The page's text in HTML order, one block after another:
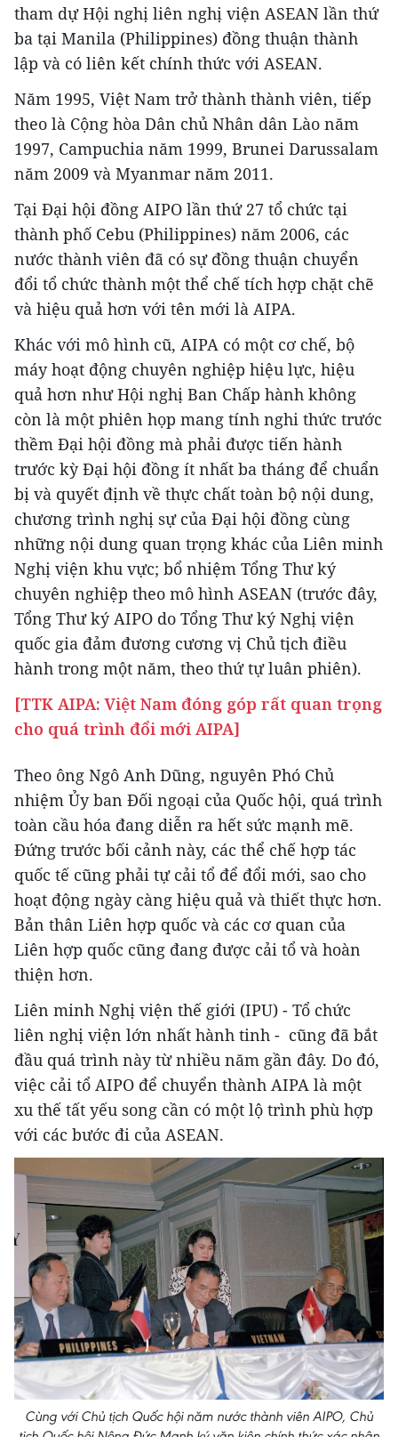
tham dự Hội nghị liên nghị viện ASEAN lần thứ
ba tại Manila (Philippines) đồng thuận thành
lập và có liên kết chính thức với ASEAN.
Năm 1995, Việt Nam trở thành thành viên, tiếp
theo là Cộng hòa Dân chủ Nhân dân Lào năm
1997, Campuchia năm 1999, Brunei Darussalam
năm 2009 và Myanmar năm 2011.
Tại Đại hội đồng AIPO lần thứ 27 tổ chức tại
thành phố Cebu (Philippines) năm 2006, các
nước thành viên đã có sự đồng thuận chuyển
đổi tổ chức thành một thể chế tích hợp chặt chẽ
và hiệu quả hơn với tên mới là AIPA.
Khác với mô hình cũ, AIPA có một cơ chế, bộ
máy hoạt động chuyên nghiệp hiệu lực, hiệu
quả hơn như Hội nghị Ban Chấp hành không
còn là một phiên họp mang tính nghi thức trước
thềm Ðại hội đồng mà phải được tiến hành
trước kỳ Ðại hội đồng ít nhất ba tháng để chuẩn
bị và quyết định về thực chất toàn bộ nội dung,
chương trình nghị sự của Ðại hội đồng cùng
những nội dung quan trọng khác của Liên minh
Nghị viện khu vực; bổ nhiệm Tổng Thư ký
chuyên nghiệp theo mô hình ASEAN (trước đây,
Tổng Thư ký AIPO do Tổng Thư ký Nghị viện
quốc gia đảm đương cương vị Chủ tịch điều
hành trong một năm, theo thứ tự luân phiên).
[TTK AIPA: Việt Nam đóng góp rất quan trọng
cho quá trình đổi mới AIPA]
Theo ông Ngô Anh Dũng, nguyên Phó Chủ
nhiệm Ủy ban Đối ngoại của Quốc hội, quá trình
toàn cầu hóa đang diễn ra hết sức mạnh mẽ.
Ðứng trước bối cảnh này, các thể chế hợp tác
quốc tế cũng phải tự cải tổ để đổi mới, sao cho
hoạt động ngày càng hiệu quả và thiết thực hơn.
Bản thân Liên hợp quốc và các cơ quan của
Liên hợp quốc cũng đang được cải tổ và hoàn
thiện hơn.
Liên minh Nghị viện thế giới (IPU) - Tổ chức
liên nghị viện lớn nhất hành tinh - cũng đã bắt
đầu quá trình này từ nhiều năm gần đây. Do đó,
việc cải tổ AIPO để chuyển thành AIPA là một
xu thế tất yếu song cần có một lộ trình phù hợp
với các bước đi của ASEAN.
Cùng với Chủ tịch Quốc hội năm nước thành viên AIPO, Chủ